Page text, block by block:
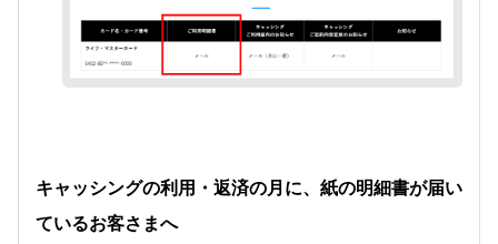
キャッシングの利用・返済の月に、紙の明細書が届い
ているお客さまへ